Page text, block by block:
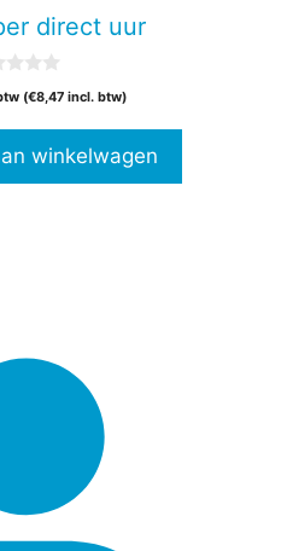
direct uur
(€8,47incl. btw)
winkelwagen